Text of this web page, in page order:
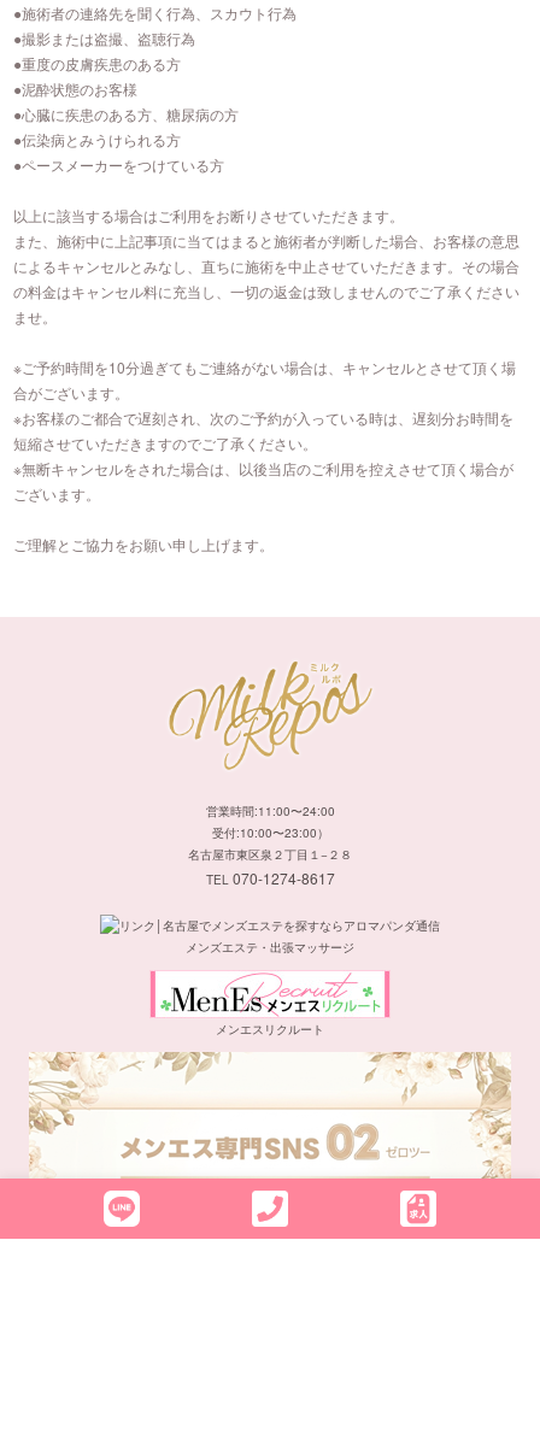
●施術者の連絡先を聞く行為、スカウト行為
●撮影または盗撮、盗聴行為
●重度の皮膚疾患のある方
●泥酔状態のお客様
●心臓に疾患のある方、糖尿病の方
●伝染病とみうけられる方
●ペースメーカーをつけている方
以上に該当する場合はご利用をお断りさせていただきます。
また、施術中に上記事項に当てはまると施術者が判断した場合、お客様の意思
によるキャンセルとみなし、直ちに施術を中止させていただきます。その場合
の料金はキャンセル料に充当し、一切の返金は致しませんのでご了承ください
ませ。
※ご予約時間を10分過ぎてもご連絡がない場合は、キャンセルとさせて頂く場
合がございます。
※お客様のご都合で遅刻され、次のご予約が入っている時は、遅刻分お時間を
短縮させていただきますのでご了承ください。
※無断キャンセルをされた場合は、以後当店のご利用を控えさせて頂く場合が
ございます。
ご理解とご協力をお願い申し上げます。
営業時間:11:00〜24:00
受付:10:00〜23:00）
名古屋市東区泉２丁目１−２８
TEL 070-1274-8617
メンズエステ・出張マッサージ
メンエスリクルート